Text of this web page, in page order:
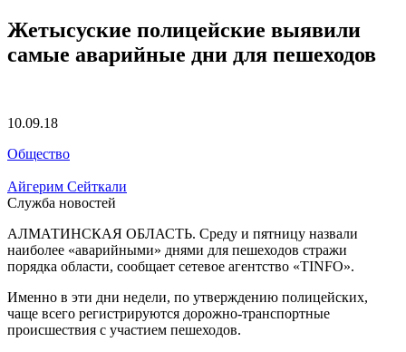
Жетысуские полицейские выявили
самые аварийные дни для пешеходов
10.09.18
Общество
Айгерим Сейткали
Служба новостей
АЛМАТИНСКАЯ ОБЛАСТЬ. Среду и пятницу назвали
наиболее «аварийными» днями для пешеходов стражи
порядка области, сообщает сетевое агентство «TINFO».
Именно в эти дни недели, по утверждению полицейских,
чаще всего регистрируются дорожно-транспортные
происшествия с участием пешеходов.